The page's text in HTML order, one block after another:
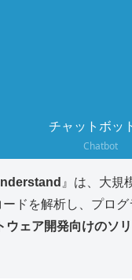
チャットボッ
Chatbot
』は、大規
ドを解析し、プロ
ウェア開発向けのソ